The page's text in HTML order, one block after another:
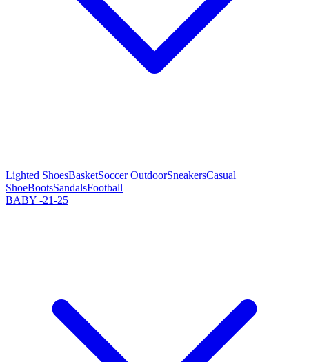
Lighted ShoesBasketSoccer OutdoorSneakersCasual
ShoeBootsSandalsFootball
BABY -21-25